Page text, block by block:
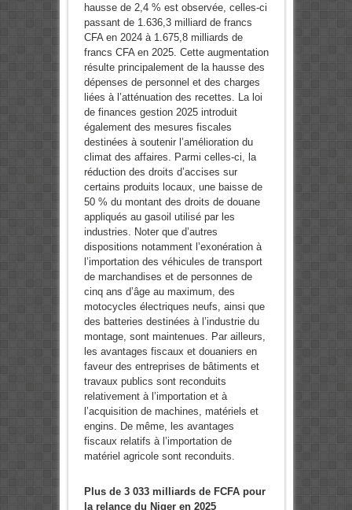
hausse de 2,4 % est observée, celles-ci
passant de 1.636,3 milliard de francs
CFA en 2024 à 1.675,8 milliards de
francs CFA en 2025. Cette augmentation
résulte principalement de la hausse des
dépenses de personnel et des charges
liées à l’atténuation des recettes. La loi
de finances gestion 2025 introduit
également des mesures fiscales
destinées à soutenir l’amélioration du
climat des affaires. Parmi celles-ci, la
réduction des droits d’accises sur
certains produits locaux, une baisse de
50 % du montant des droits de douane
appliqués au gasoil utilisé par les
industries. Noter que d’autres
dispositions notamment l’exonération à
l’importation des véhicules de transport
de marchandises et de personnes de
cinq ans d’âge au maximum, des
motocycles électriques neufs, ainsi que
des batteries destinées à l’industrie du
montage, sont maintenues. Par ailleurs,
les avantages fiscaux et douaniers en
faveur des entreprises de bâtiments et
travaux publics sont reconduits
relativement à l’importation et à
l’acquisition de machines, matériels et
engins. De même, les avantages
fiscaux relatifs à l’importation de
matériel agricole sont reconduits.
Plus de 3 033 milliards de FCFA pour
la relance du Niger en 2025